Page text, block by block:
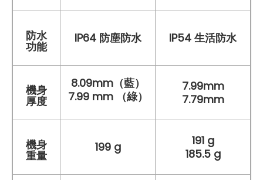
防水
功能
IP64 防塵防水 IP54 生活防水
機身
厚度
8.09mm（藍）
7.99 mm （綠）
7.99mm
7.79mm
機身
重量
199 g
191 g
185.5 g